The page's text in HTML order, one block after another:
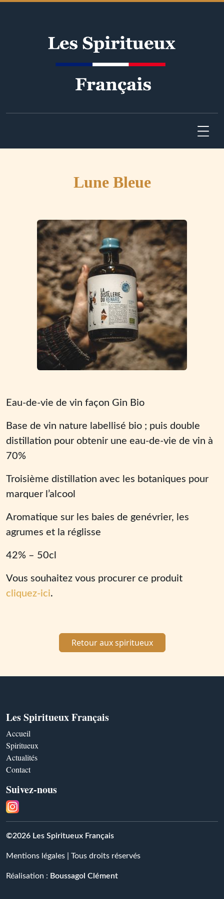
Lune Bleue
Eau-de-vie de vin façon Gin Bio
Base de vin nature labellisé bio ; puis double
distillation pour obtenir une eau-de-vie de vin à
70%
Troisième distillation avec les botaniques pour
marquer l’alcool
Aromatique sur les baies de genévrier, les
agrumes et la réglisse
42% – 50cl
Vous souhaitez vous procurer ce produit
cliquez-ici.
Retour aux spiritueux
Les Spiritueux Français
Accueil
Spiritueux
Actualités
Contact
Suivez-nous
©2026 Les Spiritueux Français
Mentions légales | Tous droits réservés
Réalisation : Boussagol Clément